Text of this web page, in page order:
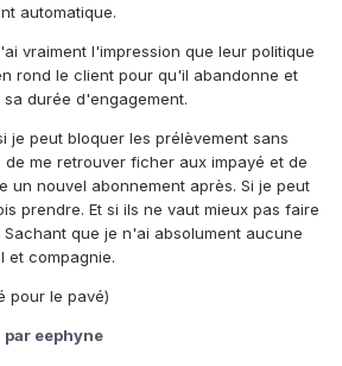
automatique.
vraiment l'impression que leur politique
rond le client pour qu'il abandonne et
durée d'engagement.
je peut bloquer les prélèvement sans
de me retrouver ficher aux impayé et de
un nouvel abonnement après. Si je peut
prendre. Et si ils ne vaut mieux pas faire
que je n'ai absolument aucune
et compagnie.
pour le pavé)
par eephyne